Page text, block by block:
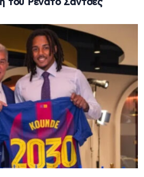
του Ρενάτο Σάντσες